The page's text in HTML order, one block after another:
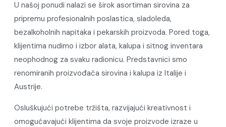
U našoj ponudi nalazi se širok asortiman sirovina za
pripremu profesionalnih poslastica, sladoleda,
bezalkoholnih napitaka i pekarskih proizvoda. Pored toga,
klijentima nudimo i izbor alata, kalupa i sitnog inventara
neophodnog za svaku radionicu. Predstavnici smo
renomiranih proizvođača sirovina i kalupa iz Italije i
Austrije.
Osluškujući potrebe tržišta, razvijajući kreativnost i
omogućavajući klijentima da svoje proizvode izraze u